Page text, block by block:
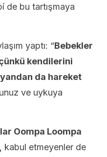
de bu tartışmaya
yaptı: “Bebekler
kendilerini
da hareket
ve uykuya
Oompa Loompa
kabul etmeyenler de